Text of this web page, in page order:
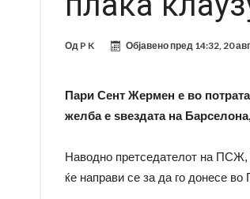
Од P K Објавено пред 14:32, 20
Пари Сент Жермен е во
желба е ѕвездата на
Наводно претседателот на ПСЖ,
ќе направи се за да го донесе во